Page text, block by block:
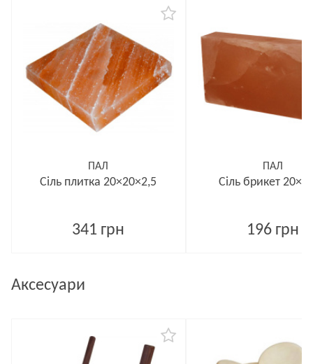
ПАЛ
Сіль плитка 20×20×2,5
341 грн
ПАЛ
Сіль брикет
196 грн
Аксесуари